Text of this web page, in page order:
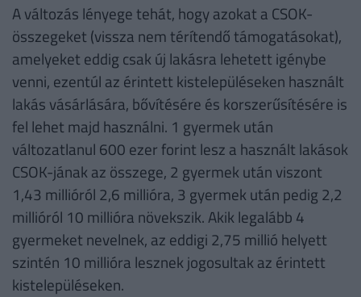
A változás lényege tehát, hogy azokat a CSOK-
összegeket (vissza nem térítendő támogatásokat),
amelyeket eddig csak új lakásra lehetett igénybe
venni, ezentúl az érintett kistelepüléseken használt
lakás vásárlására, bővítésére és korszerűsítésére is
fel lehet majd használni. 1 gyermek után
változatlanul 600 ezer forint lesz a használt lakások
CSOK-jának az összege, 2 gyermek után viszont
1,43 millióról 2,6 millióra, 3 gyermek után pedig 2,2
millióról 10 millióra növekszik. Akik legalább 4
gyermeket nevelnek, az eddigi 2,75 millió helyett
szintén 10 millióra lesznek jogosultak az érintett
kistelepüléseken.